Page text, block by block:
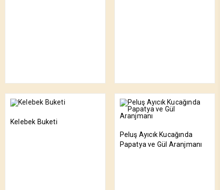
Kelebek Buketi
Peluş Ayıcık Kucağında
Papatya ve Gül Aranjmanı